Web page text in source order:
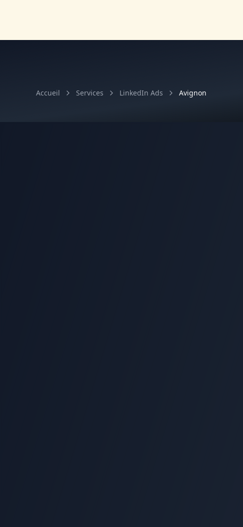
Accueil Services LinkedIn Ads Avignon